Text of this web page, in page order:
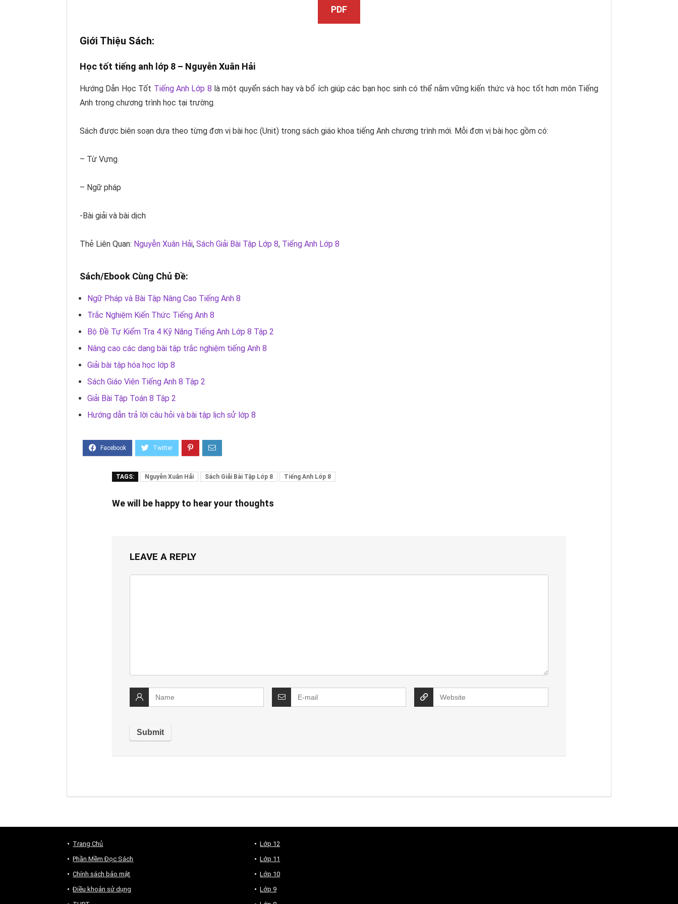
PDF
Giới Thiệu Sách:
Học tốt tiếng anh lớp 8 – Nguyễn Xuân Hải
Hướng Dẫn Học Tốt Tiếng Anh Lớp 8 là một quyển sách hay và bổ ích giúp các bạn học sinh có thể nắm vững kiến thức và học tốt hơn môn Tiếng
Anh trong chương trình học tại trường.
Sách được biên soạn dựa theo từng đơn vị bài học (Unit) trong sách giáo khoa tiếng Anh chương trình mới. Mỗi đơn vị bài học gồm có:
– Từ Vựng
– Ngữ pháp
-Bài giải và bài dịch
Thẻ Liên Quan: Nguyễn Xuân Hải, Sách Giải Bài Tập Lớp 8, Tiếng Anh Lớp 8
Sách/Ebook Cùng Chủ Đề:
Ngữ Pháp và Bài Tập Nâng Cao Tiếng Anh 8
Trắc Nghiệm Kiến Thức Tiếng Anh 8
Bộ Đề Tự Kiểm Tra 4 Kỹ Năng Tiếng Anh Lớp 8 Tập 2
Nâng cao các dạng bài tập trắc nghiệm tiếng Anh 8
Giải bài tập hóa học lớp 8
Sách Giáo Viên Tiếng Anh 8 Tập 2
Giải Bài Tập Toán 8 Tập 2
Hướng dẫn trả lời câu hỏi và bài tập lịch sử lớp 8
TAGS: Nguyễn Xuân Hải Sách Giải Bài Tập Lớp 8 Tiếng Anh Lớp 8
We will be happy to hear your thoughts
LEAVE A REPLY
Trang Chủ
Phần Mềm Đọc Sách
Chính sách bảo mật
Điều khoản sử dụng
Lớp 12
Lớp 11
Lớp 10
Lớp 9